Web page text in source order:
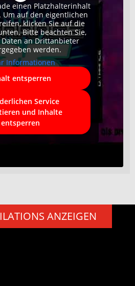
einen Platzhalterinhalt
Um auf den eigentlichen
klicken Sie auf die
Bitte beachten Sie,
an Drittanbieter
werden.
Informationen
entsperren
Service
und Inhalte
entsperren
ANZEIGEN